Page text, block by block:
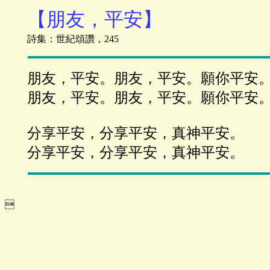
【朋友，平安】
詩集：世紀頌讚，245
朋友，平安。朋友，平安。願你平安。
朋友，平安。朋友，平安。願你平安。
分享平安，分享平安，真神平安。
分享平安，分享平安，真神平安。
